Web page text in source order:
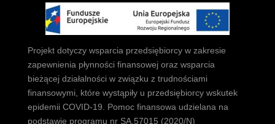
Projekt dotyczy wsparcia przedsiębiorcy w zakresie
zapewnienia płynności finansowej oraz wsparcia
bieżącej działalności w związku z trudnościami
finansowymi, które wystąpiły u przedsiębiorcy wskutek
epidemii COVID-19. Pomoc finansowa udzielana na
podstawie programu nr SA.57015 (2020/N)